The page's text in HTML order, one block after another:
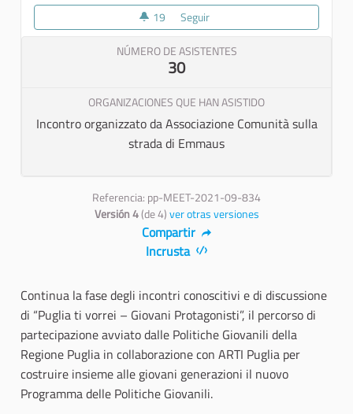
19 19 seguidoras
SeguirTappa percorso di
NÚMERO DE ASISTENTES
30
ORGANIZACIONES QUE HAN ASISTIDO
Incontro organizzato da Associazione Comunità sulla
strada di Emmaus
Referencia: pp-MEET-2021-09-834
Versión 4(de 4)ver otras versiones
Compartir
Incrusta
Continua la fase degli incontri conoscitivi e di discussione
di “Puglia ti vorrei – Giovani Protagonisti”, il percorso di
partecipazione avviato dalle Politiche Giovanili della
Regione Puglia in collaborazione con ARTI Puglia per
costruire insieme alle giovani generazioni il nuovo
Programma delle Politiche Giovanili.